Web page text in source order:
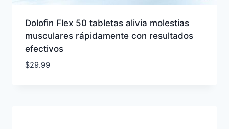
Dolofin Flex 50 tabletas alivia molestias
musculares rápidamente con resultados
efectivos
$29.99